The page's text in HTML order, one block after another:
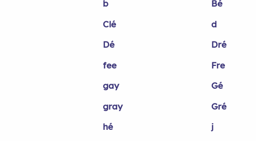
b Bé
Clé
d
Dé
Dré
fee
Fre
gay
Gé
gray
Gré
hé
j